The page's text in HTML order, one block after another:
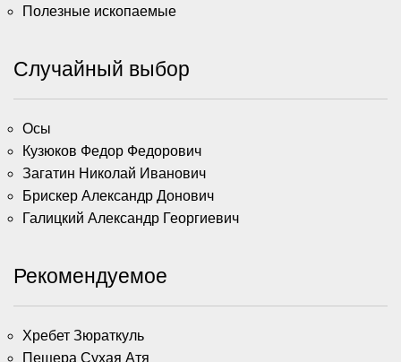
Полезные ископаемые
Случайный выбор
Осы
Кузюков Федор Федорович
Загатин Николай Иванович
Брискер Александр Донович
Галицкий Александр Георгиевич
Рекомендуемое
Хребет Зюраткуль
Пещера Сухая Атя